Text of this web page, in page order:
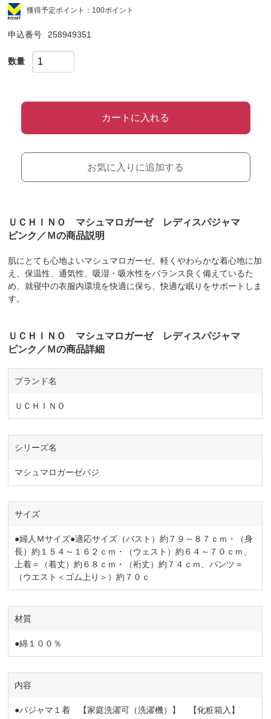
獲得予定ポイント：100ポイント
申込番号 258949351
数量
カートに入れる
お気に入りに追加する
ＵＣＨＩＮＯ マシュマロガーゼ レディスパジャマ
ピンク／Ｍの商品説明
肌にとても心地よいマシュマロガーゼ。軽くやわらかな着心地に加
え、保温性、通気性、吸湿・吸水性をバランス良く備えているた
め、就寝中の衣服内環境を快適に保ち、快適な眠りをサポートしま
す。
ＵＣＨＩＮＯ マシュマロガーゼ レディスパジャマ
ピンク／Ｍの商品詳細
ブランド名
ＵＣＨＩＮＯ
シリーズ名
マシュマロガーゼパジ
サイズ
●婦人Ｍサイズ●適応サイズ（バスト）約７９～８７ｃｍ・（身
長）約１５４～１６２ｃｍ・（ウェスト）約６４～７０ｃｍ、
上着＝（着丈）約６８ｃｍ・（裄丈）約７４ｃｍ、パンツ＝
（ウエスト＜ゴム上り＞）約７０ｃ
材質
●綿１００％
内容
●パジャマ１着 【家庭洗濯可（洗濯機）】 【化粧箱入】